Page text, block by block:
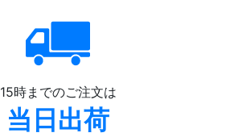
15時までのご注文は
当日出荷